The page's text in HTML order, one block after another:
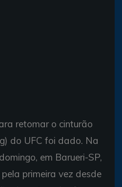
retomar o cinturão
do UFC foi dado. Na
em Barueri-SP,
primeira vez desde